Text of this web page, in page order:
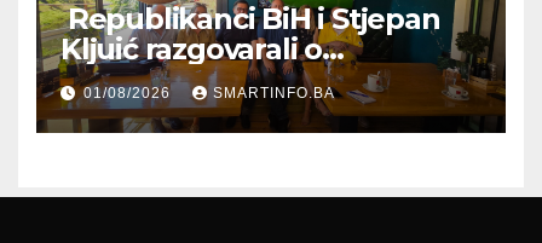
Republikanci BiH i Stjepan
Kljuić razgovarali o
evropskom putu Bosne i
Hercegovine
01/08/2026 SMARTINFO.BA